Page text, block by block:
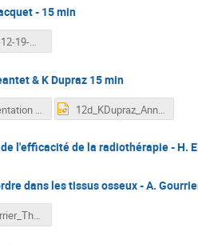
- 15 min
12a_2018-12-19-General-meeting-ThomX-MJacquet.pdf
& K Dupraz 15 min
12d_KDupraz_Annual_Meeting_2018.ppt
l'efficacité de la radiothérapie - H.
dans les tissus osseux - A.
14_A_Gourrier_ThomXMeeting_LALOrsay_181218.pdf